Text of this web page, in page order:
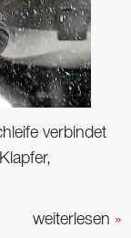
verbindet
weiterlesen »